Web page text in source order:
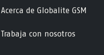
Acerca de Globalite GSM
Trabaja con nosotros